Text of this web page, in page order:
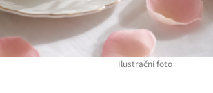
Ilustrační foto